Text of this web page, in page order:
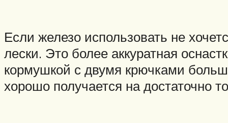
Если железо использовать не
лески. Это более аккуратная
кормушкой с двумя крючками
хорошо получается на достаточно